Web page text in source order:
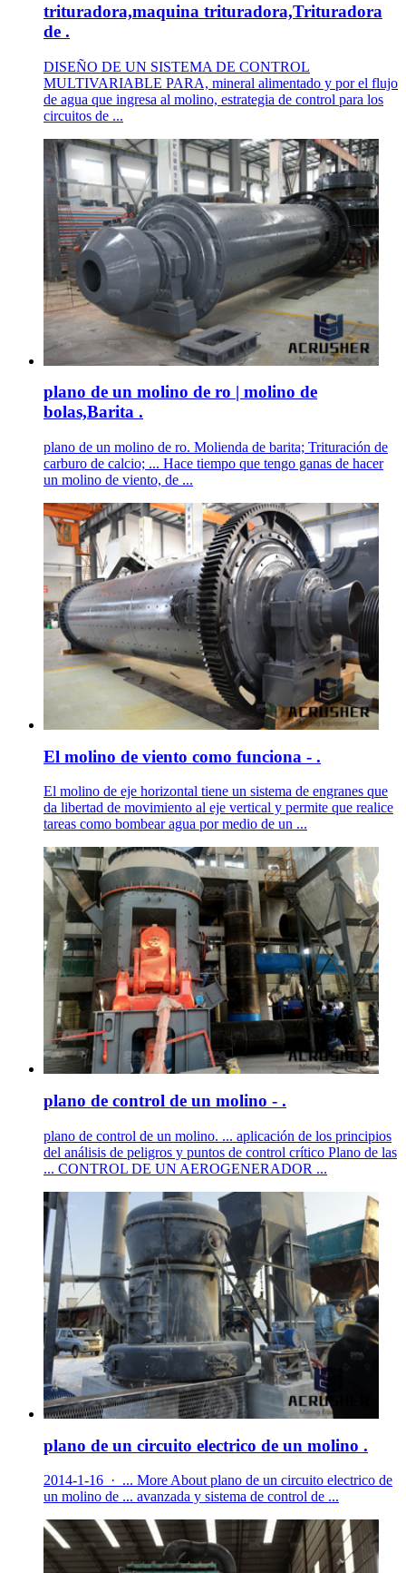
trituradora,maquina trituradora,Trituradora
de .
DISEÑO DE UN SISTEMA DE CONTROL
MULTIVARIABLE PARA, mineral alimentado y por el flujo
de agua que ingresa al molino, estrategia de control para los
circuitos de ...
plano de un molino de ro | molino de
bolas,Barita .
plano de un molino de ro. Molienda de barita; Trituración de
carburo de calcio; ... Hace tiempo que tengo ganas de hacer
un molino de viento, de ...
El molino de viento como funciona - .
El molino de eje horizontal tiene un sistema de engranes que
da libertad de movimiento al eje vertical y permite que realice
tareas como bombear agua por medio de un ...
plano de control de un molino - .
plano de control de un molino. ... aplicación de los principios
del análisis de peligros y puntos de control crítico Plano de las
... CONTROL DE UN AEROGENERADOR ...
plano de un circuito electrico de un molino .
2014-1-16 · ... More About plano de un circuito electrico de
un molino de ... avanzada y sistema de control de ...